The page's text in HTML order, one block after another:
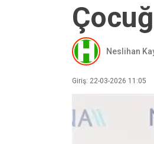
Neslihan
Giriş: 22-03-2026 11:05